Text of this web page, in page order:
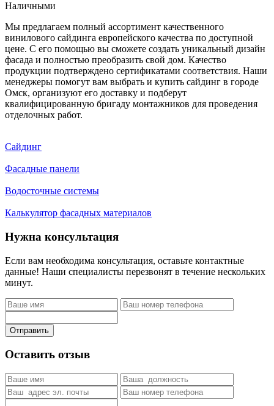
Наличными
Мы предлагаем полный ассортимент качественного
винилового сайдинга европейского качества по доступной
цене. С его помощью вы сможете создать уникальный дизайн
фасада и полностью преобразить свой дом. Качество
продукции подтверждено сертификатами соответствия. Наши
менеджеры помогут вам выбрать и купить сайдинг в городе
Омск, организуют его доставку и подберут
квалифицированную бригаду монтажников для проведения
отделочных работ.
Сайдинг
Фасадные панели
Водосточные системы
Калькулятор фасадных материалов
Нужна консультация
Если вам необходима консультация, оставьте контактные
данные! Наши специалисты перезвонят в течение нескольких
минут.
Отправить
Оставить отзыв